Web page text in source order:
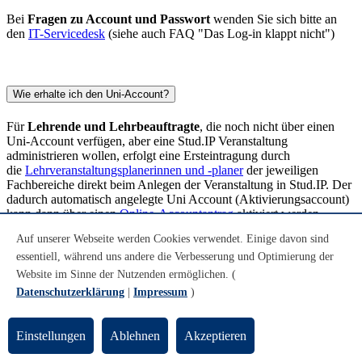
Bei Fragen zu Account und Passwort wenden Sie sich bitte an
den IT-Servicedesk (siehe auch FAQ "Das Log-in klappt nicht")
Wie erhalte ich den Uni-Account?
FürLehrende und Lehrbeauftragte, die noch nicht über einen
Uni-Account verfügen, aber eine Stud.IP Veranstaltung
administrieren wollen, erfolgt eine Ersteintragung durch
die Lehrveranstaltungsplanerinnen und -planerder jeweiligen
Fachbereiche direkt beim Anlegen der Veranstaltung in Stud.IP. Der
dadurch automatisch angelegte Uni Account (Aktivierungsaccount)
kann dann über einenOnline-Accountantragaktiviert werden.
Die Änderung des Passworts, Einrichten einer Weiterleitung und
alle anderen wichtigen Einstellungen zu Ihrem Uni-Account
verwalten Sie in den Onlinetools.
Mitarbeiter/innen, Kooperationsstudierende,
Frühstudierende, Gaststudierende, Gast- und
Nebenhörer*innen
Auf unserer Webseite werden Cookies verwendet. Einige davon sind
essentiell, während uns andere die Verbesserung und Optimierung der
Website im Sinne der Nutzenden ermöglichen. (
Datenschutzerklärung
Impressum )
Einstellungen Ablehnen Akzeptieren